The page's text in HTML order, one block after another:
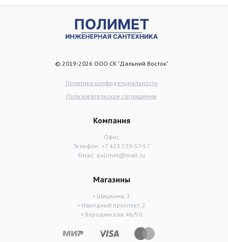
© 2019-2026 ООО СК "Дальний Восток"
Политика конфиденциальности
Пользовательское соглашение
Компания
Офис
Телефон: +7 423 239-57-57
Email: polimet@mail.ru
Магазины
• Шишкина, 2
• Народный проспект, 2
• Бородинская, 46/50